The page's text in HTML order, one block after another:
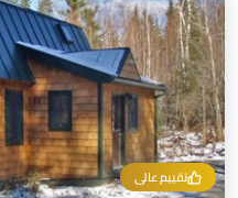
تقييم عالي